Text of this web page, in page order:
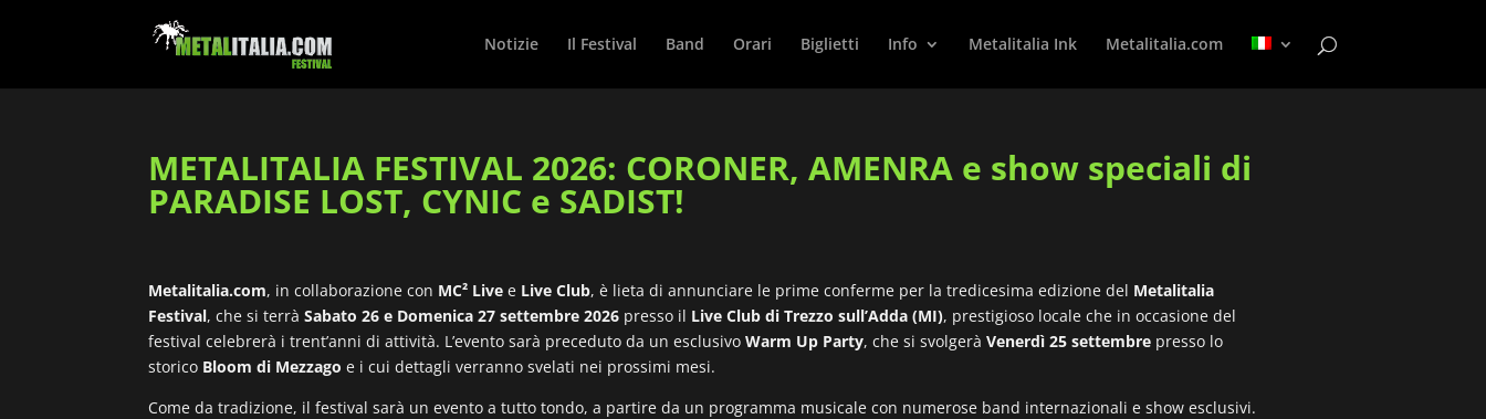
Notizie Il Festival Band Orari Biglietti Info Metalitalia Ink Metalitalia.com
METALITALIA FESTIVAL 2026: CORONER, AMENRA e show speciali di
PARADISE LOST, CYNIC e SADIST!
Metalitalia.com, in collaborazione con MC² Live e Live Club, è lieta di annunciare le prime conferme per la tredicesima edizione del Metalitalia
Festival, che si terràSabato 26 e Domenica 27 settembre 2026 presso il Live Club di Trezzo sull’Adda (MI), prestigioso locale che in occasione del
festival celebrerà i trent’anni di attività. L’evento sarà preceduto da un esclusivo Warm Up Party, che si svolgeràVenerdì 25 settembre presso lo
storico Bloom di Mezzagoe i cui dettagli verranno svelati nei prossimi mesi.
Come da tradizione, il festival sarà un evento a tutto tondo, a partire da un programma musicale con numerose band internazionali e show esclusivi.